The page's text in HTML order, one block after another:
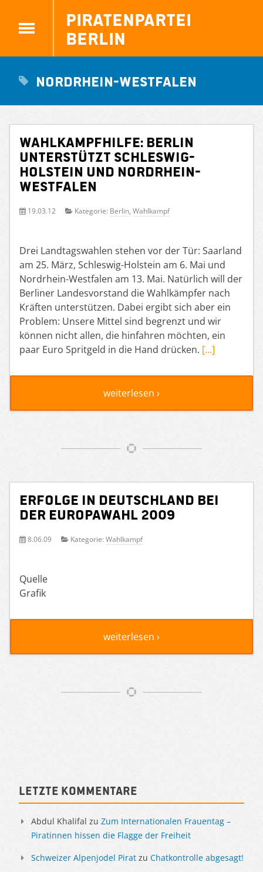
Piratenpartei
Berlin
Nordrhein-Westfalen
Wahlkampfhilfe: Berlin
unterstützt Schleswig-
Holstein und Nordrhein-
Westfalen
19.03.12 Kategorie: Berlin, Wahlkampf
Drei Landtagswahlen stehen vor der Tür: Saarland
am 25. März, Schleswig-Holstein am 6. Mai und
Nordrhein-Westfalen am 13. Mai. Natürlich will der
Berliner Landesvorstand die Wahlkämpfer nach
Kräften unterstützen. Dabei ergibt sich aber ein
Problem: Unsere Mittel sind begrenzt und wir
können nicht allen, die hinfahren möchten, ein
paar Euro Spritgeld in die Hand drücken. […]
weiterlesen ›
Erfolge in Deutschland bei
der Europawahl 2009
8.06.09 Kategorie: Wahlkampf
Quelle
Grafik
weiterlesen ›
Sidebar
Letzte Kommentare
Abdul Khalifal zu Zum Internationalen Frauentag –
Piratinnen hissen die Flagge der Freiheit
Schweizer Alpenjodel Pirat zu Chatkontrolle abgesagt!